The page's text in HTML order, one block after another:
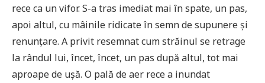
rece ca un vifor. S-a tras imediat mai în spate, un pas,
apoi altul, cu mâinile ridicate în semn de supunere și
renunțare. A privit resemnat cum străinul se retrage
la rândul lui, încet, încet, un pas după altul, tot mai
aproape de ușă. O pală de aer rece a inundat